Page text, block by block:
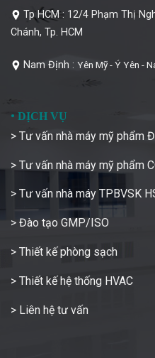
Tp HCM : 12/4 Phạm Thị
Chánh, Tp. HCM
Nam Định : Yên Mỹ - Ý Yên -
• DỊCH VỤ
> Tư vấn nhà máy mỹ phẩm
> Tư vấn nhà máy mỹ phẩm
> Tư vấn nhà máy TPBVSK
> Đào tạo GMP/ISO
> Thiết kế phòng sạch
> Thiết kế hệ thống HVAC
> Liên hệ tư vấn